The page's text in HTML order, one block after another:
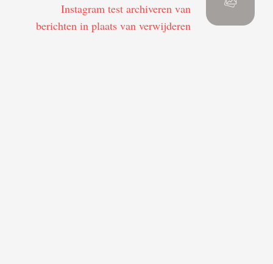
Instagram test archiveren van
berichten in plaats van verwijderen